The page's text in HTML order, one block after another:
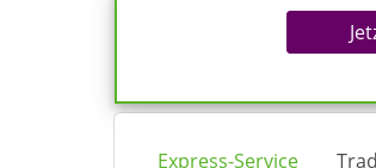
Express-Service